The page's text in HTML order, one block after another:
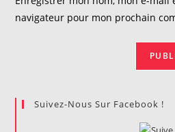
(facultatif)
navigateur pour mon prochain
Suivez-Nous Sur Facebook !